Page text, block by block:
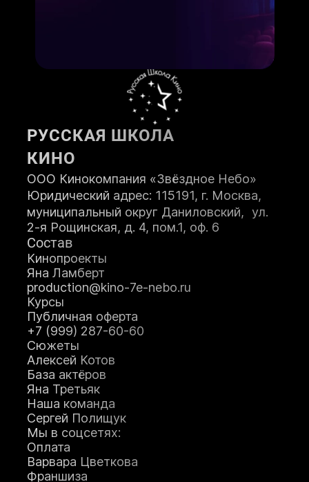
РУССКАЯ ШКОЛА
КИНО
ООО Кинокомпания «Звёздное Небо»
Юридический адрес: 115191, г. Москва,
муниципальный округ Даниловский, ул.
2-я Рощинская, д. 4, пом.1, оф. 6
Состав
Кинопроекты
Яна Ламберт
production@kino-7e-nebo.ru
Курсы
Публичная оферта
+7 (999) 287-60-60
Сюжеты
Алексей Котов
База актёров
Яна Третьяк
Наша команда
Сергей Полищук
Мы в соцсетях:
Оплата
Варвара Цветкова
Франшиза